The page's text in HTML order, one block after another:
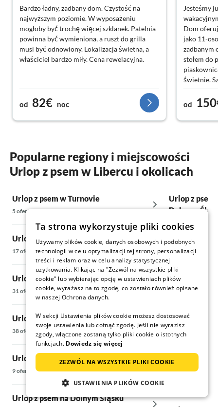
Bardzo ładny, zadbany dom. Czystość na
najwyższym poziomie. W wyposażeniu
mogłoby być trochę więcej szklanek. Patelnia
powinna być wymieniona, a ruszt do grilla
musi być odnowiony. Lokalizacja świetna, a
właściciel bardzo miły. Cena rewelacyjna.
od 82€ noc
Jesteśmy
Dom
jako 11-
zadbanym
stołem do
świetnie.
Skala i
świetne.
domu od
Wszystko
bardzo
od
Popularne regiony i miejscowości
Urlop z psem w Libercu i okolicach
Urlop z psem w Turnovie
5 oferty
Urlop z psem w Sedlonovie
17 oferty
Urlop z psem Chata w Karkonoszach
31 oferty
Urlop z psem Chata w Karkonoszach
38 oferty
Urlop z psem w regionie Königgrätz
9 oferty
Urlop z psem na Dolnym Śląsku
Urlop z psem
Dolnego
247 oferty
Urlop z psem
112 oferty
Urlop z
Urlop z psem
Urlop z psem
Ta strona wykorzystuje pliki cookies
Używamy plików cookie, danych osobowych i podobnych
technologii w celu optymalizacji tej strony, personalizacji
treści i reklam oraz w celu analizy statystycznej
użytkowania. Klikając na "Zezwól na wszystkie pliki
cookie" lub wybierając opcję w ustawieniach plików
cookie, wyrażasz na to zgodę, co zostało również opisane
w naszej Ochrona danych.
W sekcji Ustawienia plików cookie możesz dostosować
swoje ustawienia lub cofnąć zgodę. Jeśli nie wyrazisz
zgody, włączone zostaną tylko pliki cookie o istotnych
funkcjach. Dowiedz się więcej
ZEZWÓL NA WSZYSTKIE PLIKI COOKIE
USTAWIENIA PLIKÓW COOKIE